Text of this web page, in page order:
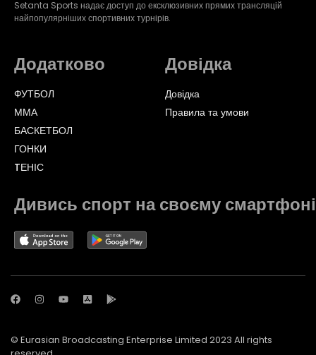
Setanta Sports надає доступ до ексклюзивних прямих трансляцій
найпопулярніших спортивних турнірів.
Додатково
ФУТБОЛ
ММА
БАСКЕТБОЛ
ГОНКИ
TЕНІС
Довідка
Довідка
Правила та умови
Дивись спорт на своєму смартфоні
© Eurasian Broadcasting Enterprise Limited 2023 All rights